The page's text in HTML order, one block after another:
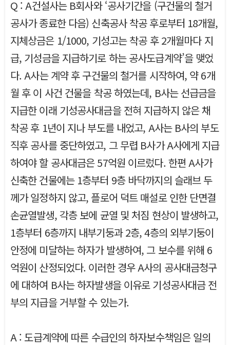
Q : A건설사는 B회사와 ‘공사기간을 (구건물의 철거
공사가 종료한 다음) 신축공사 착공 후로부터 18개월,
지체상금은 1/1000, 기성고는 착공 후 2개월마다 지
급, 기성금을 지급하기로 하는 공사도급계약’을 맺었
다. A사는 계약 후 구건물의 철거를 시작하여, 약 6개
월 후 이 사건 건물을 착공 하였는데, B사는 선급금을
지급한 이래 기성공사대금을 전혀 지급하지 않은 채
착공 후 1년이 지나 부도를 내었고, A사는 B사의 부도
직후 공사를 중단하였고, 그 무렵 B사가 A사에게 지급
하여야 할 공사대금은 57억원 이르렀다. 한편 A사가
신축한 건물에는 1층부터 9층 바닥까지의 슬래브 두
께가 일정하지 않고, 플로어 덕트 매설로 인한 단면결
손균열발생, 각층 보에 균열 및 처짐 현상이 발생하고,
1층부터 6층까지 내부기둥과 2층, 4층의 외부기둥이
안정에 미달하는 하자가 발생하여, 그 보수를 위해 6
억원이 산정되었다. 이러한 경우 A사의 공사대금청구
에 대하여 B사는 하자발생을 이유로 기성공사대금 전
부의 지급을 거부할 수 있는가.
A : 도급계약에 따른 수급인의 하자보수책임은 일의